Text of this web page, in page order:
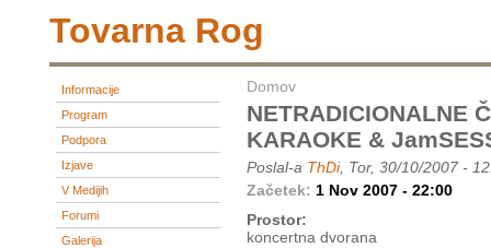
Tovarna Rog
Informacije
Program
Podpora
Izjave
V Medijih
Forumi
Galerija
Domov
NETRADICIONALNE
KARAOKE &
Poslal-a ThDi, Tor, 30/10/2007 -
Začetek: 1 Nov 2007 - 22:00
Prostor:
koncertna dvorana